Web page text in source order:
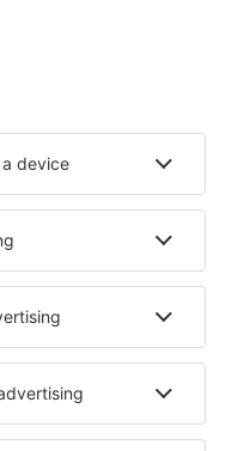
utilizatorii eSky
în Davenport
Angeles
Augustin-de-Desmaures